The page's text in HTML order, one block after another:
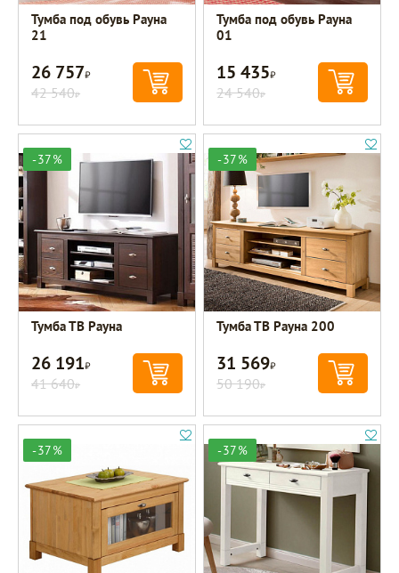
Тумба под обувь Рауна
21
26 757Р
42 540Р
Тумба под обувь Рауна
01
15 435Р
24 540Р
-37%
Тумба ТВ Рауна
26 191Р
41 640Р
-37%
Тумба ТВ Рауна 200
31 569Р
50 190Р
-37% -37%